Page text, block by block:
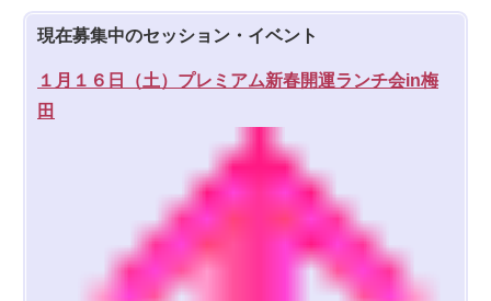
現在募集中のセッション・イベント
１月１６日（土）プレミアム新春開運ランチ会in梅
田